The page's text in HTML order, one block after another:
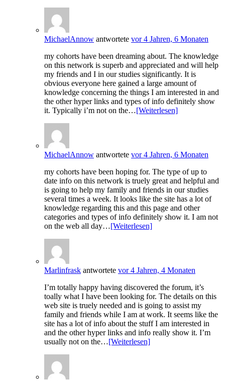
MichaelAnnow antwortete vor 4 Jahren, 6 Monaten
my cohorts have been dreaming about. The knowledge
on this network is superb and appreciated and will help
my friends and I in our studies significantly. It is
obvious everyone here gained a large amount of
knowledge concerning the things I am interested in and
the other hyper links and types of info definitely show
it. Typically i’m not on the…[Weiterlesen]
MichaelAnnow antwortete vor 4 Jahren, 6 Monaten
my cohorts have been hoping for. The type of up to
date info on this network is truely great and helpful and
is going to help my family and friends in our studies
several times a week. It looks like the site has a lot of
knowledge regarding this and this page and other
categories and types of info definitely show it. I am not
on the web all day…[Weiterlesen]
Marlinfrask antwortete vor 4 Jahren, 4 Monaten
I’m totally happy having discovered the forum, it’s
toally what I have been looking for. The details on this
web site is truely needed and is going to assist my
family and friends while I am at work. It seems like the
site has a lot of info about the stuff I am interested in
and the other hyper links and info really show it. I’m
usually not on the…[Weiterlesen]